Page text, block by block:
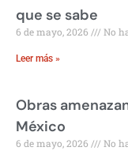
que se sabe
6 de mayo, 2026 No
Leer más »
Obras
México
6 de mayo, 2026 No